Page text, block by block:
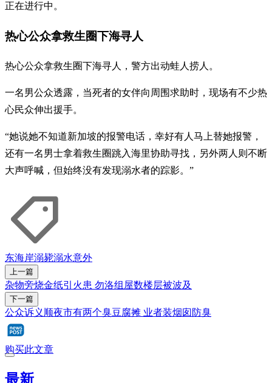
正在进行中。
热心公众拿救生圈下海寻人
热心公众拿救生圈下海寻人，警方出动蛙人捞人。
一名男公众透露，当死者的女伴向周围求助时，现场有不少热
心民众伸出援手。
“她说她不知道新加坡的报警电话，幸好有人马上替她报警，
还有一名男士拿着救生圈跳入海里协助寻找，另外两人则不断
大声呼喊，但始终没有发现溺水者的踪影。”
东海岸溺毙溺水意外
上一篇
杂物旁烧金纸引火患 勿洛组屋数楼层被波及
下一篇
公众诉义顺夜市有两个臭豆腐摊 业者装烟囱防臭
购买此文章
最新